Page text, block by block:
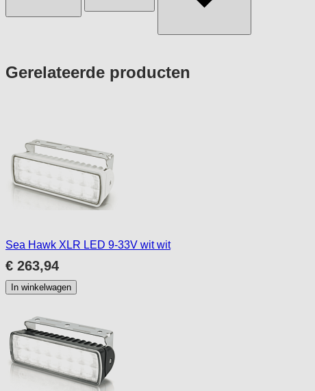
Press
Gerelateerde producten
Sea Hawk XLR LED 9-33V wit wit
€ 263,94
In winkelwagen